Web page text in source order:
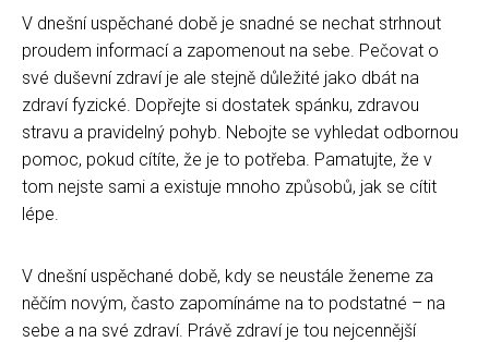
V dnešní uspěchané době je snadné se nechat strhnout
proudem informací a zapomenout na sebe. Pečovat o
své duševní zdraví je ale stejně důležité jako dbát na
zdraví fyzické. Dopřejte si dostatek spánku, zdravou
stravu a pravidelný pohyb. Nebojte se vyhledat odbornou
pomoc, pokud cítíte, že je to potřeba. Pamatujte, že v
tom nejste sami a existuje mnoho způsobů, jak se cítit
lépe.
V dnešní uspěchané době, kdy se neustále ženeme za
něčím novým, často zapomínáme na to podstatné – na
sebe a na své zdraví. Právě zdraví je tou nejcennější